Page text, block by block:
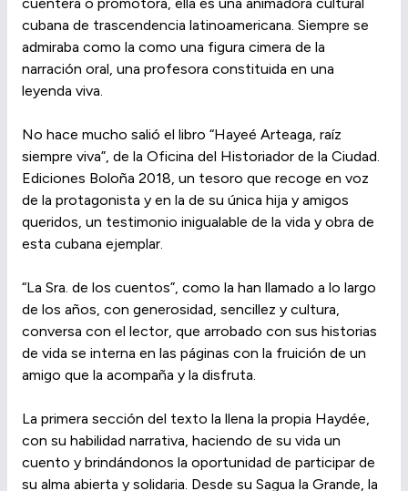
cubana de trascendencia latinoamericana. Siempre se
admiraba como la como una figura cimera de la
narración oral, una profesora constituida en una
leyenda viva.
No hace mucho salió el libro “Hayeé Arteaga, raíz
siempre viva”, de la Oficina del Historiador de la Ciudad.
Ediciones Boloña 2018, un tesoro que recoge en voz
de la protagonista y en la de su única hija y amigos
queridos, un testimonio inigualable de la vida y obra de
esta cubana ejemplar.
“La Sra. de los cuentos”, como la han llamado a lo largo
de los años, con generosidad, sencillez y cultura,
conversa con el lector, que arrobado con sus historias
de vida se interna en las páginas con la fruición de un
amigo que la acompaña y la disfruta.
La primera sección del texto la llena la propia Haydée,
con su habilidad narrativa, haciendo de su vida un
cuento y brindándonos la oportunidad de participar de
su alma abierta y solidaria. Desde su Sagua la Grande, la